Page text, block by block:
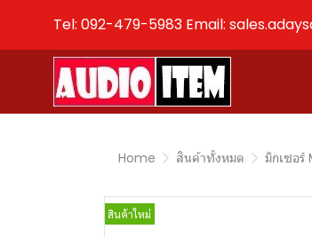
Tel: 092-479-5983 Email:
Home สินค้าทั้งหมด มิกเซอร์
สินค้าใหม่